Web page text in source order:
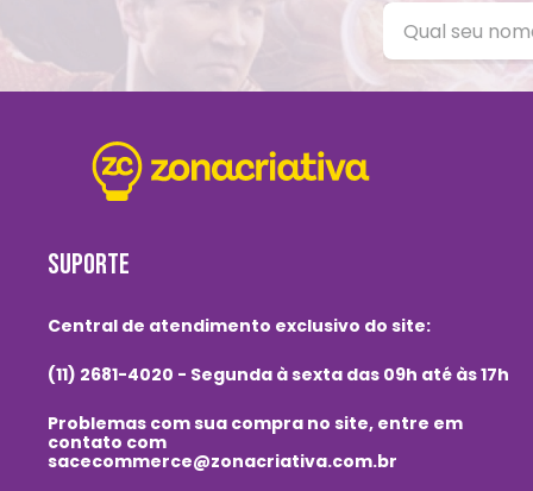
SUPORTE
Central de atendimento exclusivo do site:
(11) 2681-4020 - Segunda à sexta das 09h até às 17h
Problemas com sua compra no site, entre em
contato com
sacecommerce@zonacriativa.com.br